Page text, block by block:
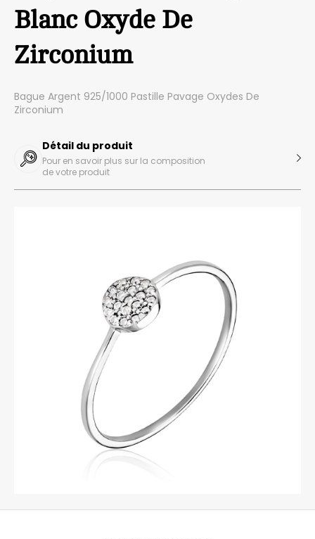
Blanc Oxyde De
Zirconium
Bague Argent 925/1000 Pastille Pavage Oxydes De
Zirconium
Détail du produit
Pour en savoir plus sur la composition
de votre produit